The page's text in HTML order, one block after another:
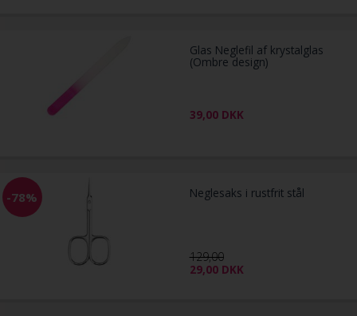
Glas Neglefil af krystalglas
(Ombre design)
39,00 DKK
-78% Neglesaks i rustfrit stål
129,00
29,00 DKK